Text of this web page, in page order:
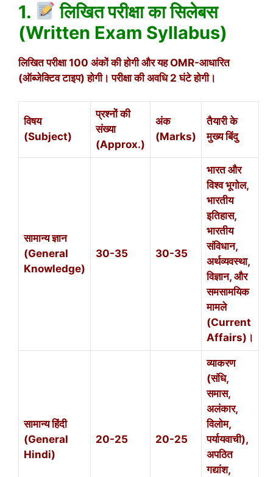
1.
लिखित परीक्षा का सिलेबस
(Written Exam Syllabus)
लिखित परीक्षा 100 अंकों की होगी और यह OMR-आधारित
(ऑब्जेक्टिव टाइप) होगी। परीक्षा की अवधि 2 घंटे होगी।
विषय
(Subject)
प्रश्नों की
संख्या
(Approx.)
अंक
(Marks)
तैयारी के
मुख्य बिंदु
सामान्य ज्ञान
(General
Knowledge)
30-35 30-35
भारत और
विश्व भूगोल,
भारतीय
इतिहास,
भारतीय
संविधान,
अर्थव्यवस्था,
विज्ञान, और
समसामयिक
मामले
(Current
Affairs)।
सामान्य हिंदी
(General
Hindi)
20-25 20-25
व्याकरण
(संधि,
समास,
अलंकार,
विलोम,
पर्यायवाची),
अपठित
गद्यांश,